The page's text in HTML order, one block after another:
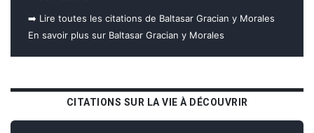
➡️ Lire toutes les citations de Baltasar Gracian y Morales
En savoir plus sur Baltasar Gracian y Morales
CITATIONS SUR LA VIE À DÉCOUVRIR